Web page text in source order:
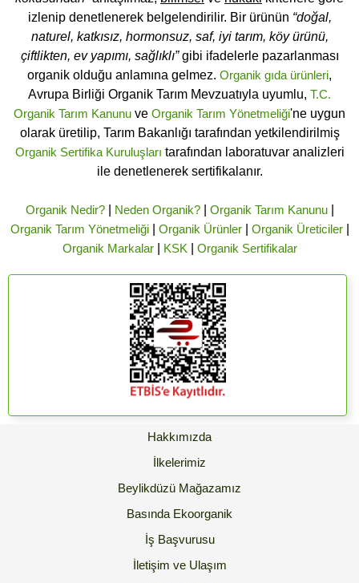
izlenip denetlenerek belgelendirilir. Bir ürünün “doğal,
naturel, katkısız, hormonsuz, saf, iyi tarım, köy ürünü,
çiftlikten, ev yapımı, sağlıklı”gibi ifadelerle pazarlanması
organik olduğu anlamına gelmez. Organik gıda ürünleri,
Avrupa Birliği Organik Tarım Mevzuatıyla uyumlu, T.C.
Organik Tarım Kanunu ve Organik Tarım Yönetmeliği'ne uygun
olarak üretilip, Tarım Bakanlığı tarafından yetkilendirilmiş
Organik Sertifika Kuruluşları tarafından laboratuvar analizleri
ile denetlenerek sertifikalanır.
Organik Nedir?| Neden Organik?| Organik Tarım Kanunu|
Organik Tarım Yönetmeliği| Organik Ürünler| Organik Üreticiler|
Organik Markalar| KSK Organik Sertifikalar
Hakkımızda
İlkelerimiz
Beylikdüzü Mağazamız
Basında Ekoorganik
İş Başvurusu
İletişim ve Ulaşım